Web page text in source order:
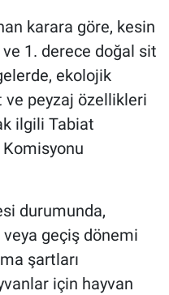
karara göre, kesin
1. derece doğal sit
ekolojik
ve peyzaj özellikleri
ilgili Tabiat
Komisyonu
durumunda,
veya geçiş dönemi
şartları
için hayvan